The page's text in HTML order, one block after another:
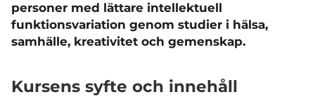
personer med lättare intellektuell
funktionsvariation genom studier i hälsa,
samhälle, kreativitet och gemenskap.
Kursens syfte och innehåll